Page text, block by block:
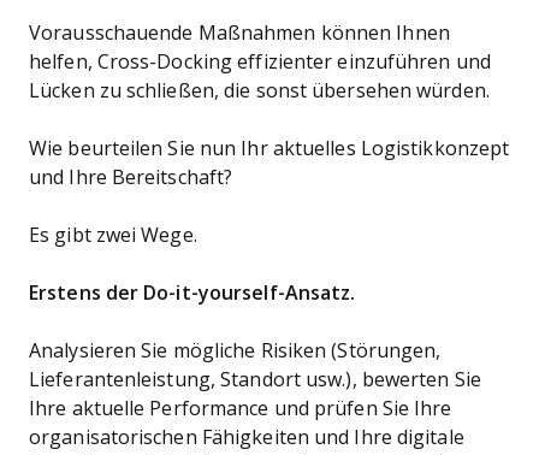
Vorausschauende Maßnahmen können Ihnen
helfen, Cross-Docking effizienter einzuführen und
Lücken zu schließen, die sonst übersehen würden.
Wie beurteilen Sie nun Ihr aktuelles Logistikkonzept
und Ihre Bereitschaft?
Es gibt zwei Wege.
Erstens der Do-it-yourself-Ansatz.
Analysieren Sie mögliche Risiken (Störungen,
Lieferantenleistung, Standort usw.), bewerten Sie
Ihre aktuelle Performance und prüfen Sie Ihre
organisatorischen Fähigkeiten und Ihre digitale